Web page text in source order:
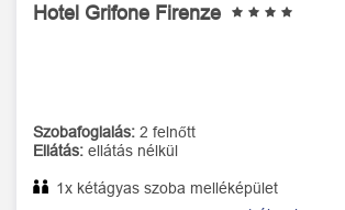
Hotel Grifone Firenze
Szobafoglalás: 2 felnőtt
Ellátás: ellátás nélkül
1x kétágyas szoba melléképület